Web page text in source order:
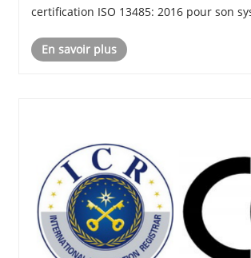
certification ISO 13485: 2016 pour son
accréditation, décernée par Cadia
En savoir plus